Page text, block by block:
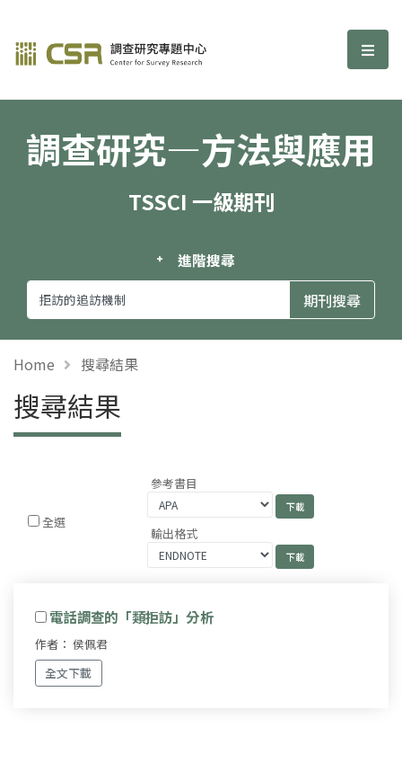
調查研究—方法與應用期刊 選
調查研究—方法與應用
TSSCI 一級期刊
進階搜尋
Home 搜尋結果
搜尋結果
全選
參考書目
輸出格式
電話調查的「類拒訪」分析
作者： 侯佩君
全文下載